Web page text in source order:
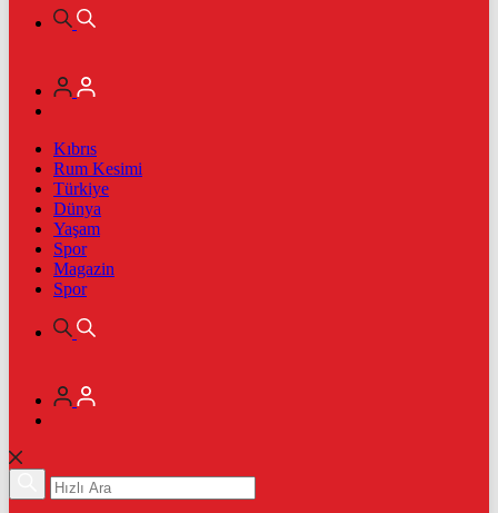
Kıbrıs
Rum Kesimi
Türkiye
Dünya
Yaşam
Spor
Magazin
Spor